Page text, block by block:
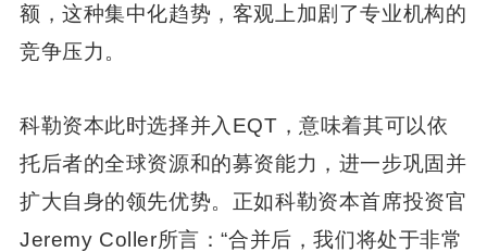
额，这种集中化趋势，客观上加剧了专业机构的
竞争压力。
科勒资本此时选择并入EQT，意味着其可以依
托后者的全球资源和的募资能力，进一步巩固并
扩大自身的领先优势。正如科勒资本首席投资官
Jeremy Coller所言：“合并后，我们将处于非常